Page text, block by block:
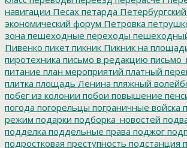
навигации Песах петарда
экономический форум Петровка
зона пешеходные переходы
Пивенко пикет пикник Пикник на
пиротехника письмо в редакцию
питание план мероприятий платный
плитка площадь Ленина пляжный
побег из колонии побои повышение
погода погорельцы пограничные войска
режим подарки подборка_новостей
подделка поддельные права поджог
подростковая преступность подстанция